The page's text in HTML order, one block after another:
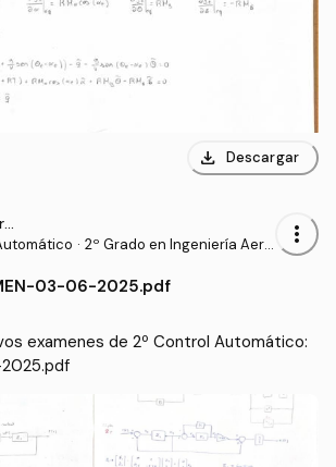
download Descargar
· 2º Grado en Ingeniería Aero
more_vert
03-06-2025.pdf
examenes de 2º Control Automático: